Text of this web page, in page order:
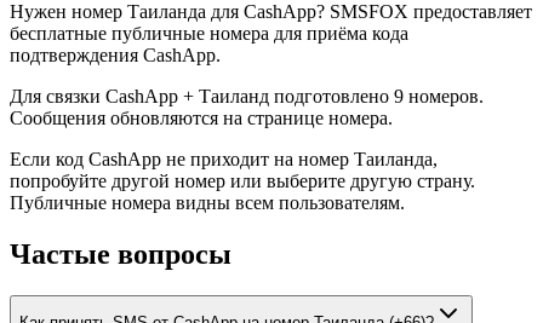
Нужен номер Таиланда для CashApp? SMSFOX предоставляет
бесплатные публичные номера для приёма кода
подтверждения CashApp.
Для связки CashApp + Таиланд подготовлено 9 номеров.
Сообщения обновляются на странице номера.
Если код CashApp не приходит на номер Таиланда,
попробуйте другой номер или выберите другую страну.
Публичные номера видны всем пользователям.
Частые вопросы